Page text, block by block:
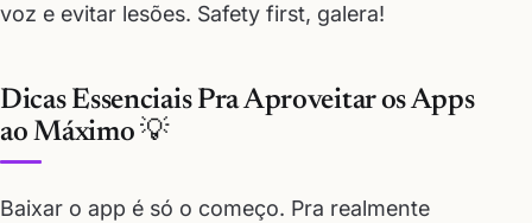
voz e evitar lesões. Safety first, galera!
Dicas Essenciais Pra Aproveitar os Apps
ao Máximo 💡
Baixar o app é só o começo. Pra realmente